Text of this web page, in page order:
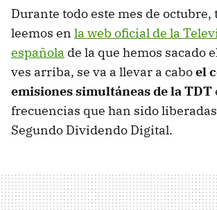
Durante todo este mes de octubre,
leemos en la web oficial de la
española de la que hemos sacado
ves arriba, se va a llevar a caboel
emisiones simultáneas de la TDT
frecuencias que han sido
Segundo Dividendo Digital.